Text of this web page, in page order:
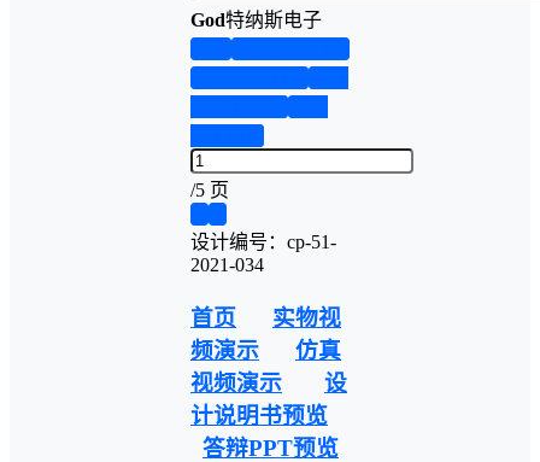
God特纳斯电子
/5 页
设计编号：cp-51-
2021-034
首页
实物视
频演示
仿真
视频演示
设
计说明书预览
答辩PPT预览